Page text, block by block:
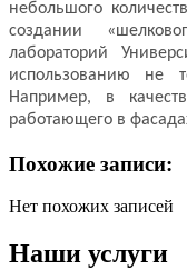
небольшого
создании
лабораторий
использованию не
Например, в
работающего в
Похожие записи:
Нет похожих записей
Наши услуги